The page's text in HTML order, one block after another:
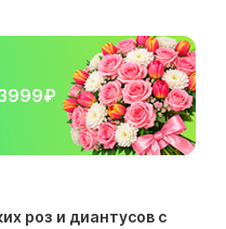
роз и диантусов с